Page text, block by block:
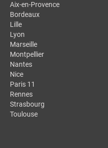
Aix-en-Provence
Bordeaux
Lille
Lyon
Marseille
Montpellier
Nantes
Nice
Paris 11
Rennes
Strasbourg
Toulouse